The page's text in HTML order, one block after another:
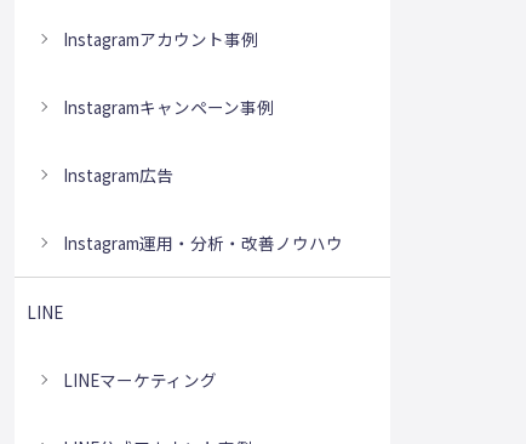
Instagramアカウント事例
Instagramキャンペーン事例
Instagram広告
Instagram運用・分析・改善ノウハウ
LINE
LINEマーケティング